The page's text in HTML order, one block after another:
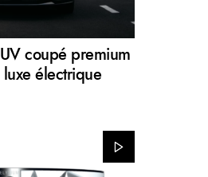
coupé premium
électrique